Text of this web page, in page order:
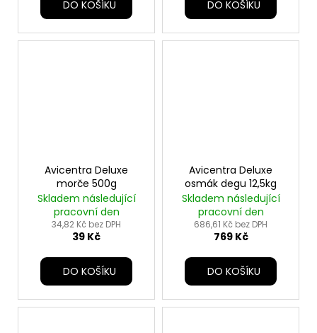
DO KOŠÍKU DO KOŠÍKU
Avicentra Deluxe
morče 500g
Skladem následující
pracovní den
34,82 Kč bez DPH
39 Kč
DO KOŠÍKU
Avicentra Deluxe
osmák degu 12,5kg
Skladem následující
pracovní den
686,61 Kč bez DPH
769 Kč
DO KOŠÍKU